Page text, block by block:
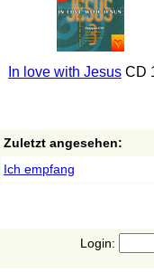
In love with JesusCD
Zuletzt angesehen:
Ich empfang
Login: